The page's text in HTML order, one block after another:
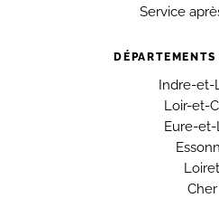
Service
Indre-et-
Loir-et-
Eure-
Loiret
Cher